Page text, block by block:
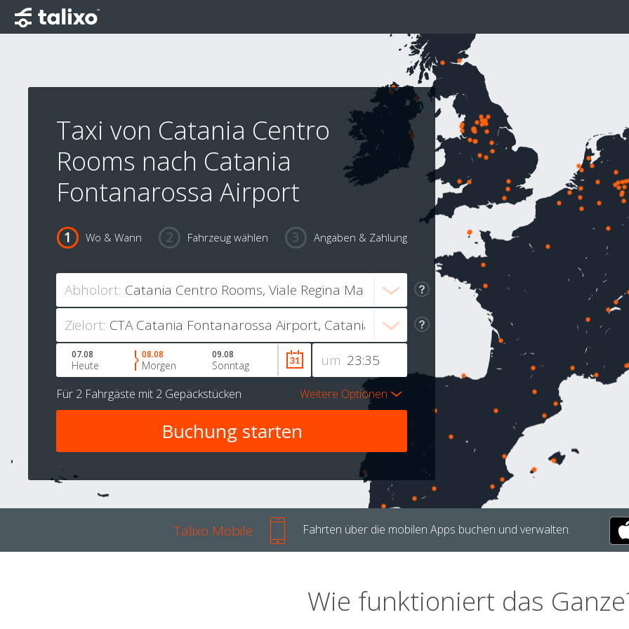
Taxi von Catania Centro
Rooms nach Catania
Fontanarossa Airport
Wo & Wann Fahrzeug wählen Angaben & Zahlung
Abholort:
Zielort:
um
07.08
Heute
08.08
Morgen
09.08
Sonntag
Für 2 Fahrgäste mit 2 Gepäckstücken Weitere Optionen
Talixo Mobile Fahrten über die mobilen Apps buchen und verwalten.
Wie funktioniert das